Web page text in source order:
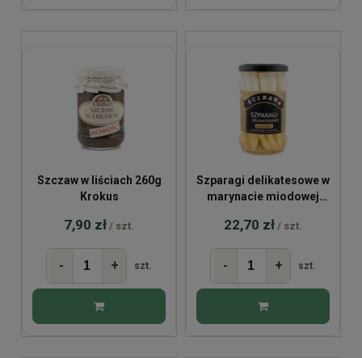
Szczaw w liściach 260g
Krokus
7,90 zł / szt.
- + szt.
Szparagi delikatesowe w
marynacie miodowej
22,70 zł / szt.
- + szt.